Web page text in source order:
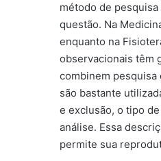
método de
questão. Na
enquanto na
observacionais têm
combinem pesquisa
são bastante
e exclusão, o tipo
análise. Essa
permite sua